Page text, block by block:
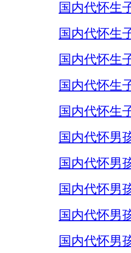
国内代怀生
国内代怀生
国内代怀生
国内代怀生
国内代怀生
国内代怀男
国内代怀男
国内代怀男
国内代怀男
国内代怀男